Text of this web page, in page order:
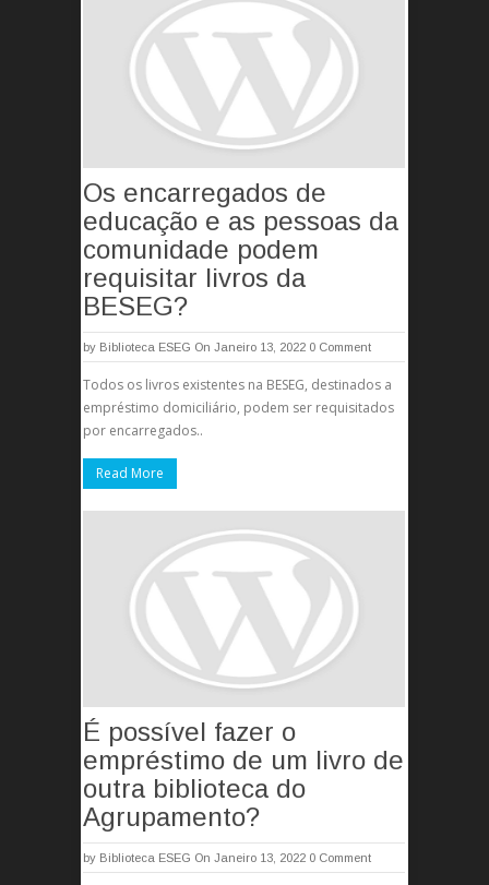
Os encarregados de
educação e as pessoas da
comunidade podem
requisitar livros da
BESEG?
by Biblioteca ESEG On Janeiro 13, 2022 0 Comment
Todos os livros existentes na BESEG, destinados a
empréstimo domiciliário, podem ser requisitados
por encarregados..
Read More
É possível fazer o
empréstimo de um livro de
outra biblioteca do
Agrupamento?
by Biblioteca ESEG On Janeiro 13, 2022 0 Comment